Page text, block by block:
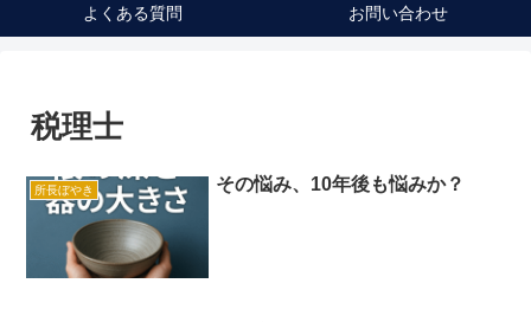
よくある質問 お問い合わせ
税理士
所長ぼやき その悩み、10年後も悩みか？